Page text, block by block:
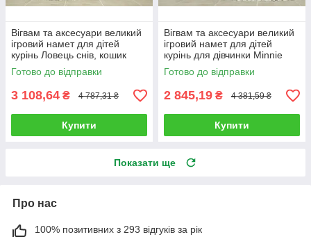
Вігвам та аксесуари великий
ігровий намет для дітей
курінь Ловець снів, кошик
Повний комплект
Готово до відправки
3 108,64 ₴ 4 787,31 ₴
Купити
Вігвам та аксесуари великий
ігровий намет для дітей
курінь для дівчинки Minnie
style Повний комплект!
Готово до відправки
2 845,19 ₴ 4 381,59 ₴
Купити
Показати ще
Про нас
100% позитивних з 293 відгуків за рік